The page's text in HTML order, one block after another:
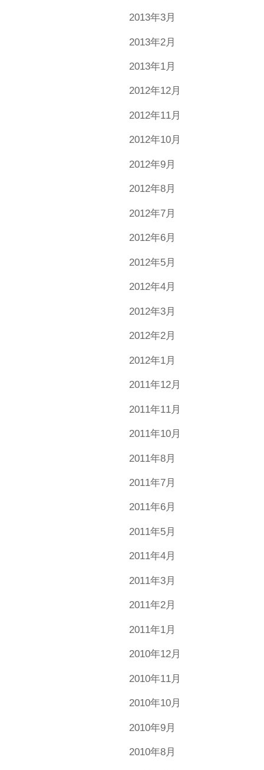
2013年3月
2013年2月
2013年1月
2012年12月
2012年11月
2012年10月
2012年9月
2012年8月
2012年7月
2012年6月
2012年5月
2012年4月
2012年3月
2012年2月
2012年1月
2011年12月
2011年11月
2011年10月
2011年8月
2011年7月
2011年6月
2011年5月
2011年4月
2011年3月
2011年2月
2011年1月
2010年12月
2010年11月
2010年10月
2010年9月
2010年8月